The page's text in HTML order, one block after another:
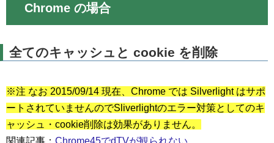
Chrome の場合
全てのキャッシュと cookie を削除
※注 なお 2015/09/14 現在、Chrome では Silverlight はサポ
ートされていませんのでSliverlightのエラー対策としてのキ
ャッシュ・cookie削除は効果がありません。
関連記事： Chrome45でdTVが観られない